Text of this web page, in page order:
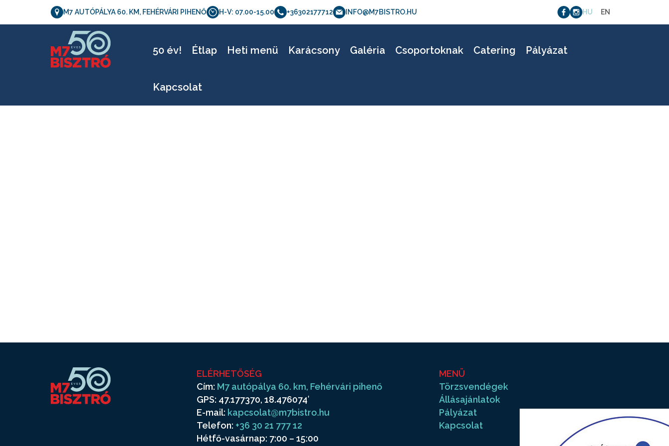
M7 AUTÓPÁLYA 60. KM, FEHÉRVÁRI PIHENŐ H-V: 07.00-15.00 +36302177712 INFO@M7BISTRO.HU HU EN
50 év! Étlap Heti menü Karácsony Galéria Csoportoknak Catering Pályázat
Kapcsolat
Letölthető verzió – 0411
ELÉRHETŐSÉG
Cím: M7 autópálya 60. km, Fehérvári pihenő
GPS: 47.177370, 18.476074′
E-mail: kapcsolat@m7bistro.hu
Telefon: +36 30 21 777 12
Hétfő-vasárnap: 7:00 – 15:00
MENÜ
Törzsvendégek
Állásajánlatok
Pályázat
Kapcsolat